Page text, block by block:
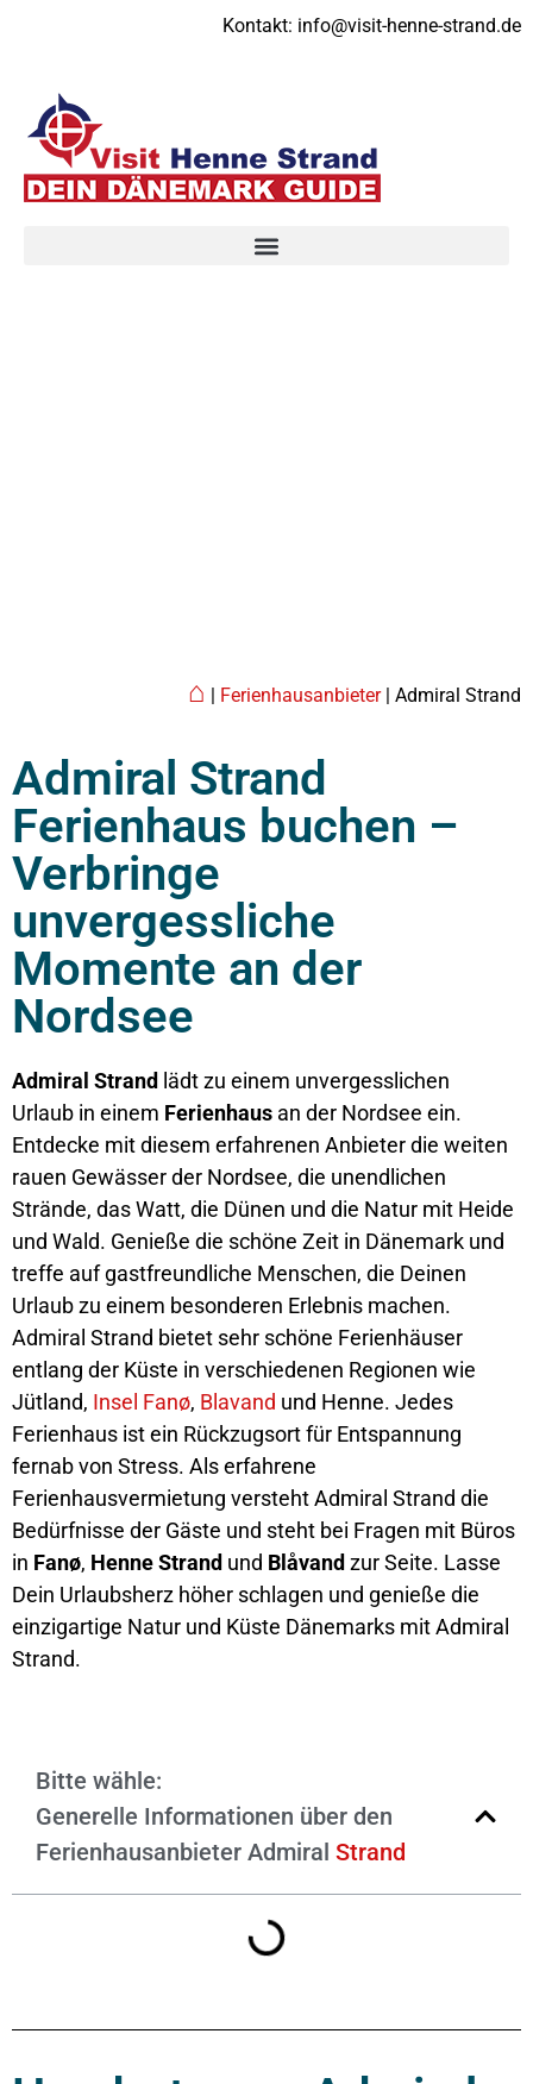
Kontakt: info@visit-henne-strand.de
⌂ Ferienhausanbieter| Admiral Strand
Admiral Strand
Ferienhaus buchen –
Verbringe
unvergessliche
Momente an der
Nordsee
Admiral Strand lädt zu einem unvergesslichen
Urlaub in einem Ferienhaus an der Nordsee ein.
Entdecke mit diesem erfahrenen Anbieter die weiten
rauen Gewässer der Nordsee, die unendlichen
Strände, das Watt, die Dünen und die Natur mit Heide
und Wald. Genieße die schöne Zeit in Dänemark und
treffe auf gastfreundliche Menschen, die Deinen
Urlaub zu einem besonderen Erlebnis machen.
Admiral Strand bietet sehr schöne Ferienhäuser
entlang der Küste in verschiedenen Regionen wie
Jütland, Insel Fanø, Blavand und Henne. Jedes
Ferienhaus ist ein Rückzugsort für Entspannung
fernab von Stress. Als erfahrene
Ferienhausvermietung versteht Admiral Strand die
Bedürfnisse der Gäste und steht bei Fragen mit Büros
in Fanø, Henne Strand und Blåvandzur Seite. Lasse
Dein Urlaubsherz höher schlagen und genieße die
einzigartige Natur und Küste Dänemarks mit Admiral
Strand.
Bitte wähle:
Generelle Informationen über den
Ferienhausanbieter Admiral Strand